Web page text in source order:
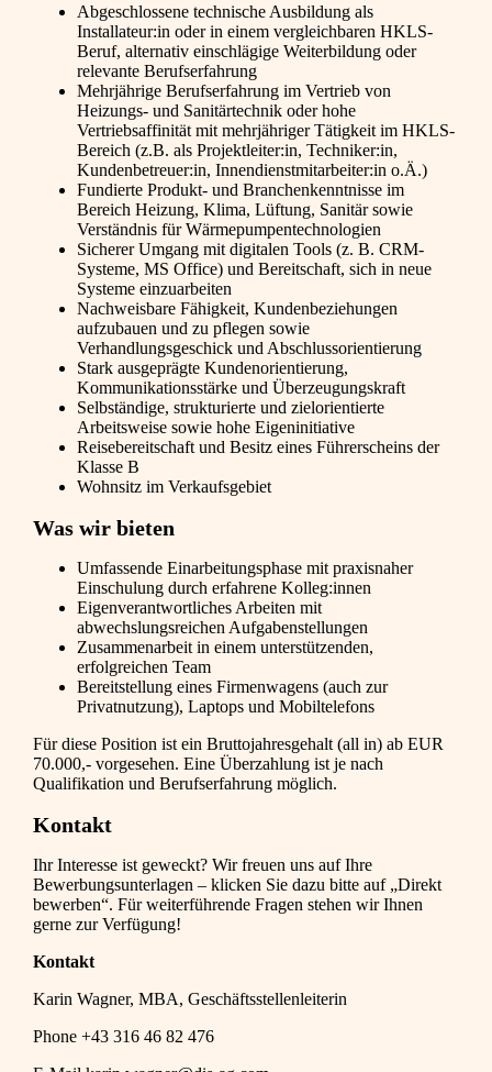
Abgeschlossene technische Ausbildung als
Installateur:in oder in einem vergleichbaren HKLS-
Beruf, alternativ einschlägige Weiterbildung oder
relevante Berufserfahrung
Mehrjährige Berufserfahrung im Vertrieb von
Heizungs- und Sanitärtechnik oder hohe
Vertriebsaffinität mit mehrjähriger Tätigkeit im HKLS-
Bereich (z.B. als Projektleiter:in, Techniker:in,
Kundenbetreuer:in, Innendienstmitarbeiter:in o.Ä.)
Fundierte Produkt- und Branchenkenntnisse im
Bereich Heizung, Klima, Lüftung, Sanitär sowie
Verständnis für Wärmepumpentechnologien
Sicherer Umgang mit digitalen Tools (z. B. CRM-
Systeme, MS Office) und Bereitschaft, sich in neue
Systeme einzuarbeiten
Nachweisbare Fähigkeit, Kundenbeziehungen
aufzubauen und zu pflegen sowie
Verhandlungsgeschick und Abschlussorientierung
Stark ausgeprägte Kundenorientierung,
Kommunikationsstärke und Überzeugungskraft
Selbständige, strukturierte und zielorientierte
Arbeitsweise sowie hohe Eigeninitiative
Reisebereitschaft und Besitz eines Führerscheins der
Klasse B
Wohnsitz im Verkaufsgebiet
Was wir bieten
Umfassende Einarbeitungsphase mit praxisnaher
Einschulung durch erfahrene Kolleg:innen
Eigenverantwortliches Arbeiten mit
abwechslungsreichen Aufgabenstellungen
Zusammenarbeit in einem unterstützenden,
erfolgreichen Team
Bereitstellung eines Firmenwagens (auch zur
Privatnutzung), Laptops und Mobiltelefons
Für diese Position ist ein Bruttojahresgehalt (all in) ab EUR
70.000,- vorgesehen. Eine Überzahlung ist je nach
Qualifikation und Berufserfahrung möglich.
Kontakt
Ihr Interesse ist geweckt? Wir freuen uns auf Ihre
Bewerbungsunterlagen – klicken Sie dazu bitte auf „Direkt
bewerben“. Für weiterführende Fragen stehen wir Ihnen
gerne zur Verfügung!
Kontakt
Karin Wagner, MBA, Geschäftsstellenleiterin
Phone +43 316 46 82 476